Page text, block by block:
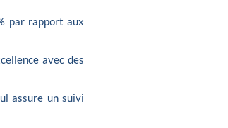
par rapport aux
avec des
assure un suivi